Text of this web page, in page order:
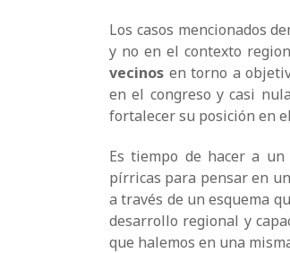
Los casos mencionados
y no en el contexto
vecinos en torno a
en el congreso y casi
fortalecer su posición en
Es tiempo de hacer a
pírricas para pensar en
a través de un esquema
desarrollo regional y
que halemos en una